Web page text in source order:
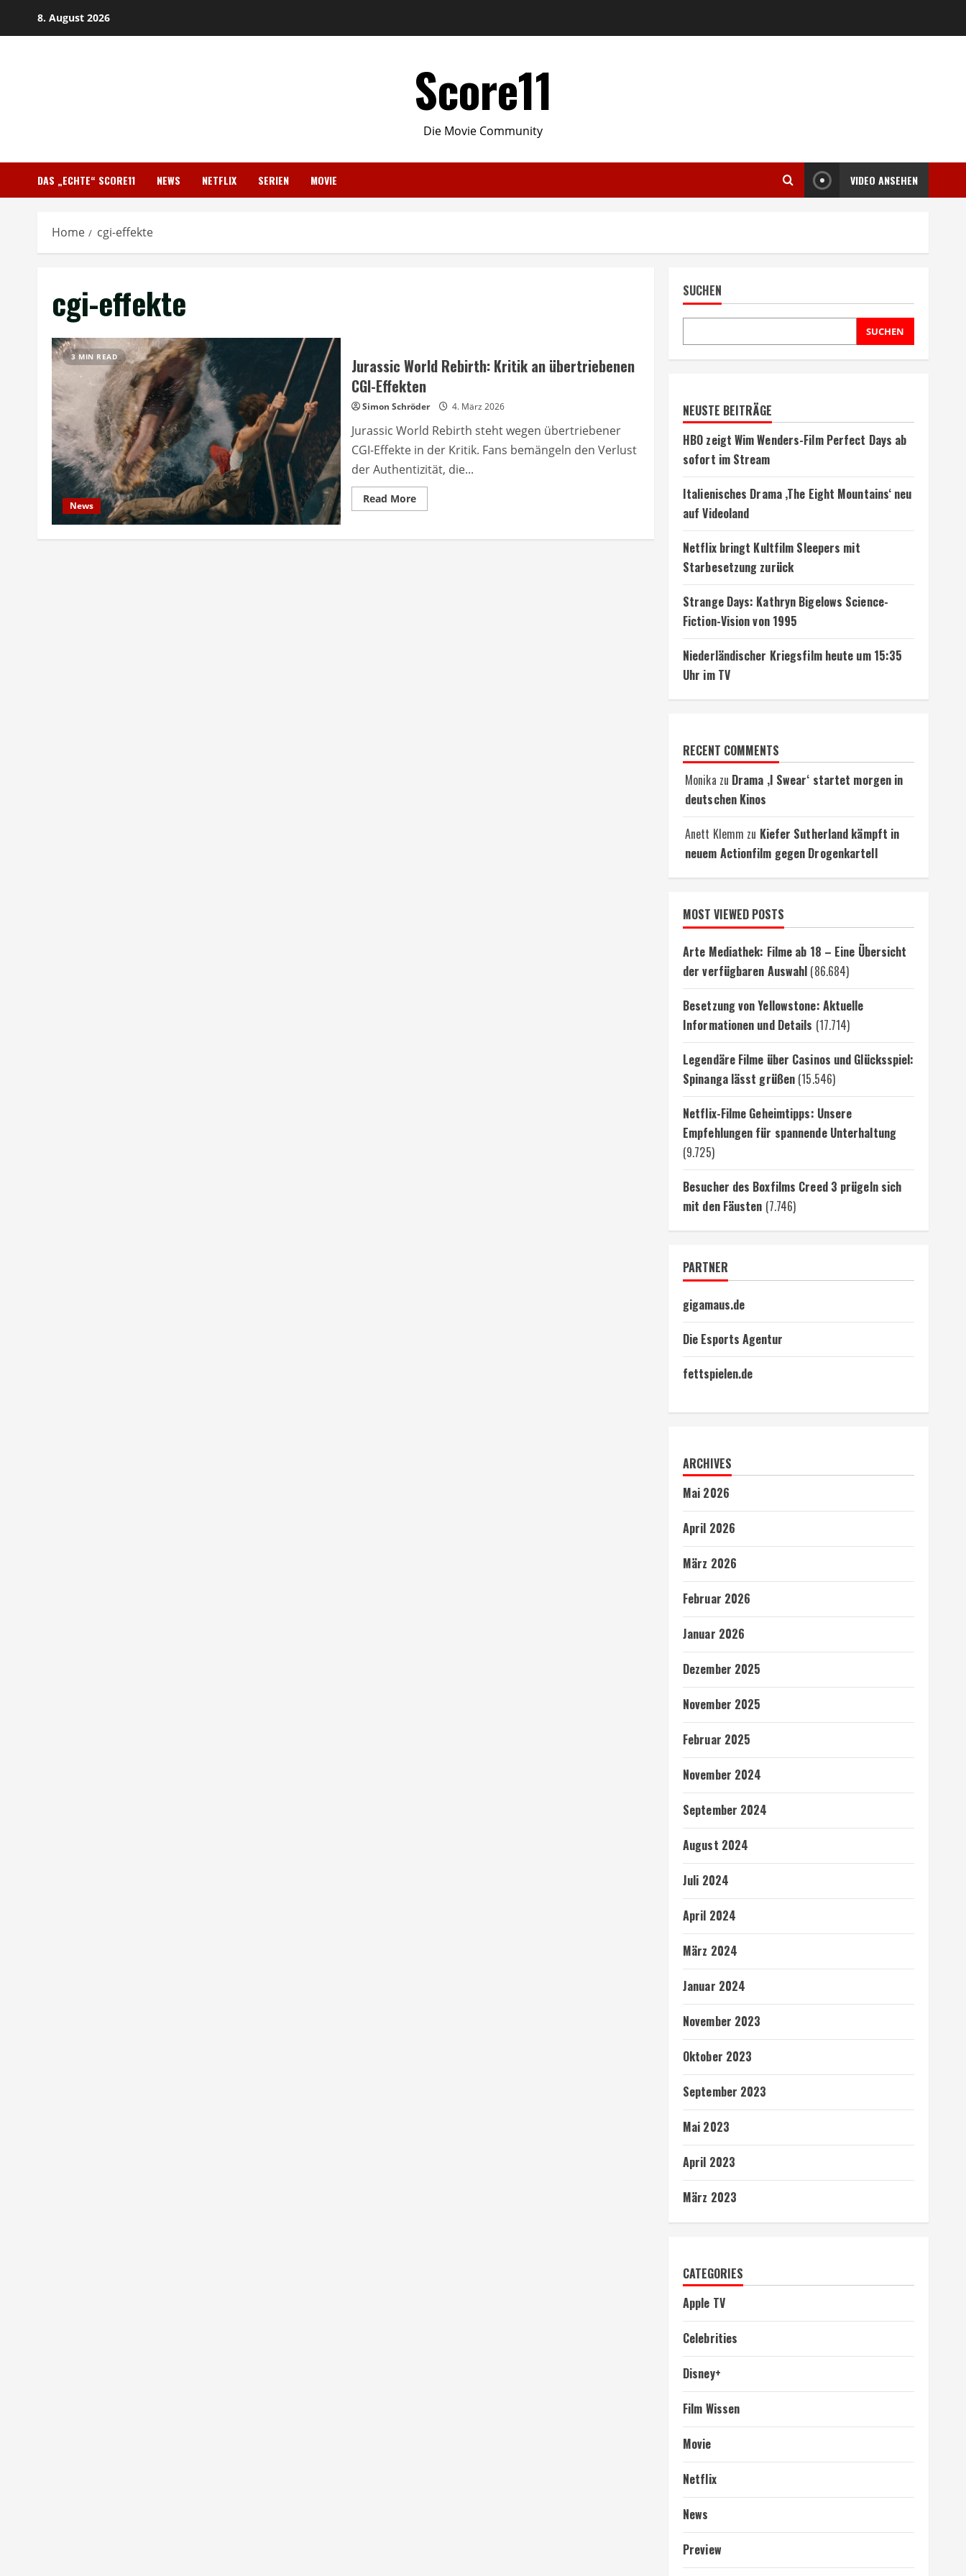
8. August 2026
Score11
Die Movie Community
DAS „ECHTE“ SCORE11 NEWS NETFLIX SERIEN MOVIE VIDEO ANSEHEN
Home cgi-effekte
cgi-effekte
3 MIN READ
News
Jurassic World Rebirth: Kritik an übertriebenen
CGI-Effekten
Simon Schröder 4. März 2026
Jurassic World Rebirth steht wegen übertriebener
CGI-Effekte in der Kritik. Fans bemängeln den Verlust
der Authentizität, die...
Read MoreRead
more
World
SUCHEN
SUCHEN
NEUSTE BEITRÄGE
HBO zeigt Wim Wenders-Film Perfect Days ab
sofort im Stream
Italienisches Drama ‚The Eight Mountains‘ neu
auf Videoland
Netflix bringt Kultfilm Sleepers mit
Starbesetzung zurück
Strange Days: Kathryn Bigelows Science-
Fiction-Vision von 1995
Niederländischer Kriegsfilm heute um 15:35
Uhr im TV
RECENT COMMENTS
Monika zu Drama ‚I Swear‘ startet morgen in
deutschen Kinos
Anett Klemm zu Kiefer Sutherland kämpft in
neuem Actionfilm gegen Drogenkartell
MOST VIEWED POSTS
Arte Mediathek: Filme ab 18 – Eine Übersicht
der verfügbaren Auswahl (86.684)
Besetzung von Yellowstone: Aktuelle
Informationen und Details (17.714)
Legendäre Filme über Casinos und Glücksspiel:
Spinanga lässt grüßen (15.546)
Netflix-Filme Geheimtipps: Unsere
Empfehlungen für spannende Unterhaltung
(9.725)
Besucher des Boxfilms Creed 3 prügeln sich
mit den Fäusten (7.746)
PARTNER
gigamaus.de
Die Esports Agentur
fettspielen.de
ARCHIVES
Mai 2026
April 2026
März 2026
Februar 2026
Januar 2026
Dezember 2025
November 2025
Februar 2025
November 2024
September 2024
August 2024
Juli 2024
April 2024
März 2024
Januar 2024
November 2023
Oktober 2023
September 2023
Mai 2023
April 2023
März 2023
CATEGORIES
Apple TV
Celebrities
Disney+
Film Wissen
Movie
Netflix
News
Preview